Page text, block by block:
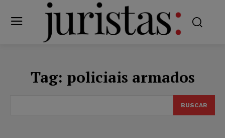
Tag: policiais armados
BUSCAR